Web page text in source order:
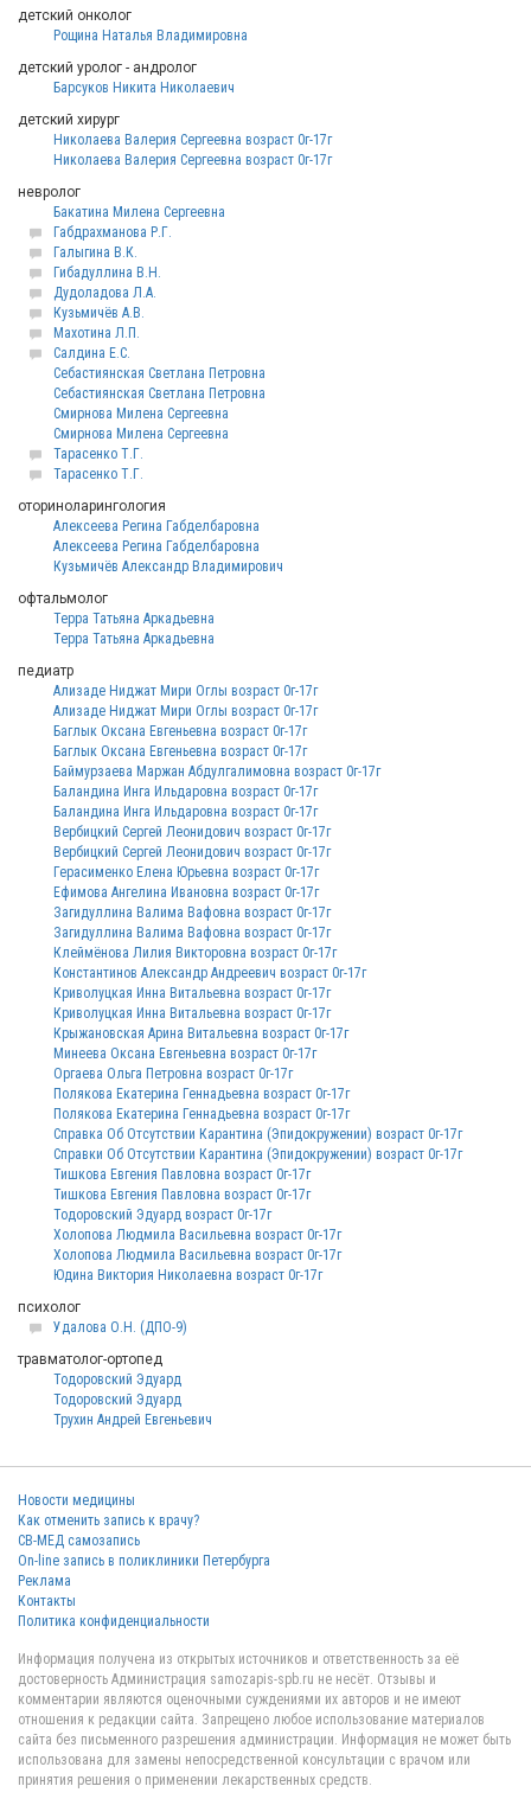
детский онколог
Рощина Наталья Владимировна
детский уролог - андролог
Барсуков Никита Николаевич
детский хирург
Николаева Валерия Сергеевна возраст 0г-17г
Николаева Валерия Сергеевна возраст 0г-17г
невролог
Бакатина Милена Сергеевна
Габдрахманова Р.Г.
Галыгина В.К.
Гибадуллина В.Н.
Дудоладова Л.А.
Кузьмичёв А.В.
Махотина Л.П.
Салдина Е.С.
Себастиянская Светлана Петровна
Себастиянская Светлана Петровна
Смирнова Милена Сергеевна
Смирнова Милена Сергеевна
Тарасенко Т.Г.
Тарасенко Т.Г.
оториноларингология
Алексеева Регина Габделбаровна
Алексеева Регина Габделбаровна
Кузьмичёв Александр Владимирович
офтальмолог
Терра Татьяна Аркадьевна
Терра Татьяна Аркадьевна
педиатр
Ализаде Ниджат Мири Оглы возраст 0г-17г
Ализаде Ниджат Мири Оглы возраст 0г-17г
Баглык Оксана Евгеньевна возраст 0г-17г
Баглык Оксана Евгеньевна возраст 0г-17г
Баймурзаева Маржан Абдулгалимовна возраст 0г-17г
Баландина Инга Ильдаровна возраст 0г-17г
Баландина Инга Ильдаровна возраст 0г-17г
Вербицкий Сергей Леонидович возраст 0г-17г
Вербицкий Сергей Леонидович возраст 0г-17г
Герасименко Елена Юрьевна возраст 0г-17г
Ефимова Ангелина Ивановна возраст 0г-17г
Загидуллина Валима Вафовна возраст 0г-17г
Загидуллина Валима Вафовна возраст 0г-17г
Клеймёнова Лилия Викторовна возраст 0г-17г
Константинов Александр Андреевич возраст 0г-17г
Криволуцкая Инна Витальевна возраст 0г-17г
Криволуцкая Инна Витальевна возраст 0г-17г
Крыжановская Арина Витальевна возраст 0г-17г
Минеева Оксана Евгеньевна возраст 0г-17г
Оргаева Ольга Петровна возраст 0г-17г
Полякова Екатерина Геннадьевна возраст 0г-17г
Полякова Екатерина Геннадьевна возраст 0г-17г
Справка Об Отсутствии Карантина (Эпидокружении) возраст 0г-17г
Справки Об Отсутствии Карантина (Эпидокружении) возраст 0г-17г
Тишкова Евгения Павловна возраст 0г-17г
Тишкова Евгения Павловна возраст 0г-17г
Тодоровский Эдуард возраст 0г-17г
Холопова Людмила Васильевна возраст 0г-17г
Холопова Людмила Васильевна возраст 0г-17г
Юдина Виктория Николаевна возраст 0г-17г
психолог
Удалова О.Н. (ДПО-9)
травматолог-ортопед
Тодоровский Эдуард
Тодоровский Эдуард
Трухин Андрей Евгеньевич
Новости медицины
Как отменить запись к врачу?
СВ-МЕД самозапись
On-line запись в поликлиники Петербурга
Реклама
Контакты
Политика конфиденциальности
Информация получена из открытых источников и ответственность за её
достоверность Администрация samozapis-spb.ru не несёт. Отзывы и
комментарии являются оценочными суждениями их авторов и не имеют
отношения к редакции сайта. Запрещено любое использование материалов
сайта без письменного разрешения администрации. Информация не может быть
использована для замены непосредственной консультации с врачом или
принятия решения о применении лекарственных средств.